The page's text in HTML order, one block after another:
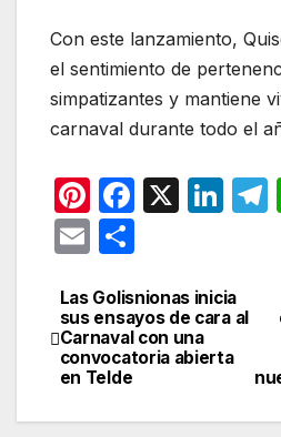
Con este lanzamiento,
el sentimiento de
simpatizantes y mantiene
carnaval durante todo el
Pi
nt
er
e
st
F
e
b
o
X
Li
e
dI
n
E
ail m
p
ar
tir
Navegación
de
Las Golisnionas inicia
sus ensayos de cara al
Carnaval con una
convocatoria abierta
en Telde